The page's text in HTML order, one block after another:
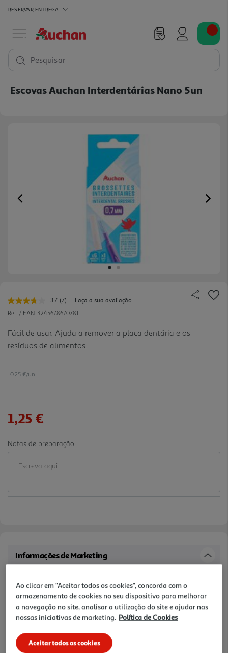
RESERVAR ENTREGA
Pesquisar
Escovas Auchan Interdentárias Nano 5un
Previous
3.7 Leu
7
Link
para
a
(7)
Faça a sua avaliação
Ref. / EAN: 3245678670781
Fácil de usar. Ajuda a remover a placa dentária e os
resíduos de alimentos
0.25 €/un
1,25 €
Notas de preparação
Informações de Marketing
alimentos
Características
Ingredientes/Composição
Thermoplastic rubber, Nylon, Stainless steel
Ao clicar em "Aceitar todos os cookies", concorda com o
armazenamento de cookies no seu dispositivo para melhorar
a navegação no site, analisar a utilização do site e ajudar nas
nossas iniciativas de marketing. Política de Cookies
Aceitar todos os cookies